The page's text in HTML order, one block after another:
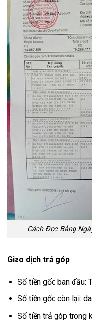
Cách Đọc Bảng
Giao dịch trả góp
Số tiền gốc ban đầu:
Số tiền gốc còn lại:
Số tiền trả góp trong